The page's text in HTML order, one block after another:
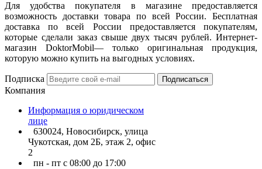
Для удобства покупателя в магазине предоставляется
возможность доставки товара по всей России. Бесплатная
доставка по всей России предоставляется покупателям,
которые сделали заказ свыше двух тысяч рублей. Интернет-
магазин DoktorMobil— только оригинальная продукция,
которую можно купить на выгодных условиях.
Подписка Подписаться
Компания
Информация о юридическом
лице
630024, Новосибирск, улица
Чукотская, дом 2Б, этаж 2, офис
2
пн - пт с 08:00 до 17:00